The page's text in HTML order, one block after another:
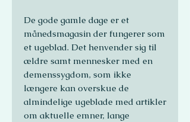
De gode gamle dage er et
månedsmagasin der fungerer som
et ugeblad. Det henvender sig til
ældre samt mennesker med en
demenssygdom, som ikke
længere kan overskue de
almindelige ugeblade med artikler
om aktuelle emner, lange